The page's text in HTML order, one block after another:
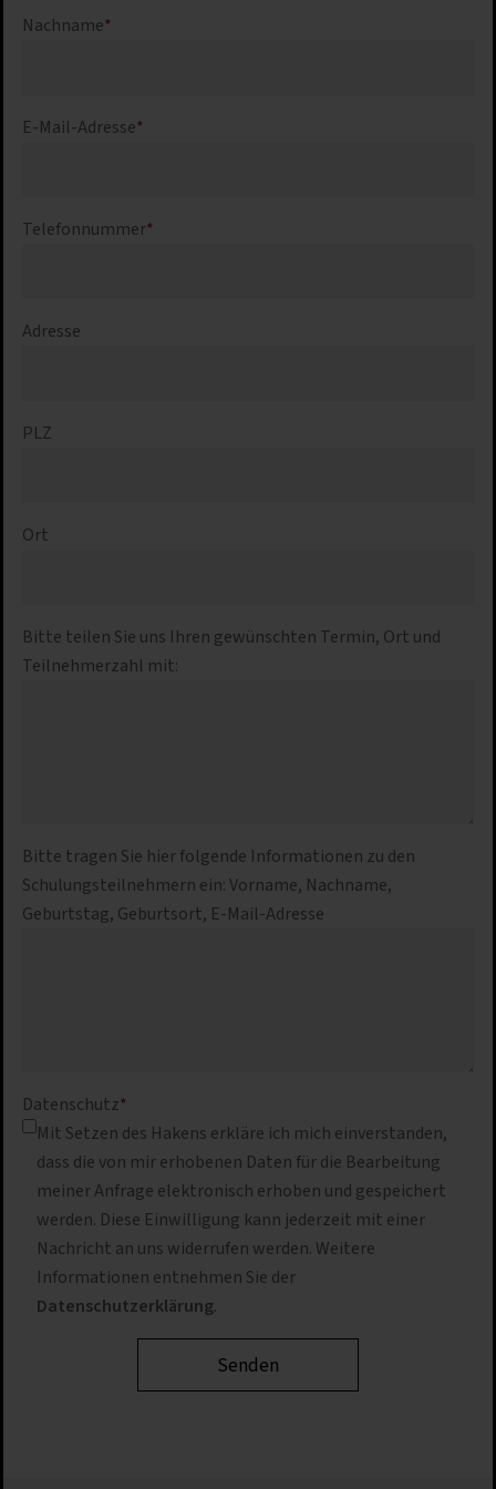
Nachname*
E-Mail-Adresse*
Telefonnummer*
Adresse
PLZ
Ort
Bitte teilen Sie uns Ihren gewünschten Termin, Ort und
Teilnehmerzahl mit:
Bitte tragen Sie hier folgende Informationen zu den
Schulungsteilnehmern ein: Vorname, Nachname,
Geburtstag, Geburtsort, E-Mail-Adresse
Datenschutz*
Mit Setzen des Hakens erkläre ich mich einverstanden,
dass die von mir erhobenen Daten für die Bearbeitung
meiner Anfrage elektronisch erhoben und gespeichert
werden. Diese Einwilligung kann jederzeit mit einer
Nachricht an uns widerrufen werden. Weitere
Informationen entnehmen Sie der
Datenschutzerklärung.